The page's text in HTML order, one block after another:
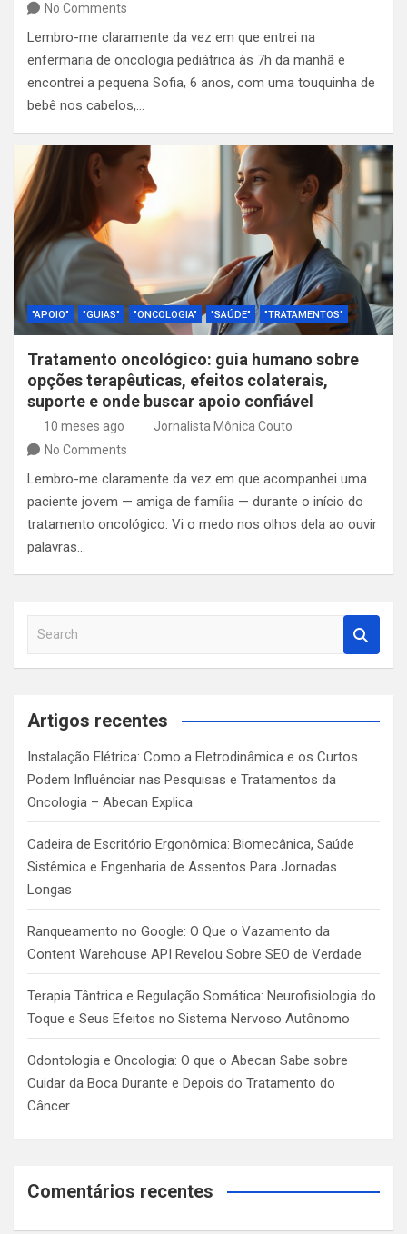
No Comments
Lembro-me claramente da vez em que entrei na
enfermaria de oncologia pediátrica às 7h da manhã e
encontrei a pequena Sofia, 6 anos, com uma touquinha de
bebê nos cabelos,…
"APOIO" "GUIAS" "ONCOLOGIA" "SAÚDE" "TRATAMENTOS"
Tratamento oncológico: guia humano sobre
opções terapêuticas, efeitos colaterais,
suporte e onde buscar apoio confiável
10 meses ago
Jornalista Mônica Couto
No Comments
Lembro-me claramente da vez em que acompanhei uma
paciente jovem — amiga de família — durante o início do
tratamento oncológico. Vi o medo nos olhos dela ao ouvir
palavras…
a
c
Artigos recentes
Instalação Elétrica: Como a Eletrodinâmica e os Curtos
Podem Influênciar nas Pesquisas e Tratamentos da
Oncologia – Abecan Explica
Cadeira de Escritório Ergonômica: Biomecânica, Saúde
Sistêmica e Engenharia de Assentos Para Jornadas
Longas
Ranqueamento no Google: O Que o Vazamento da
Content Warehouse API Revelou Sobre SEO de Verdade
Terapia Tântrica e Regulação Somática: Neurofisiologia do
Toque e Seus Efeitos no Sistema Nervoso Autônomo
Odontologia e Oncologia: O que o Abecan Sabe sobre
Cuidar da Boca Durante e Depois do Tratamento do
Câncer
Comentários recentes